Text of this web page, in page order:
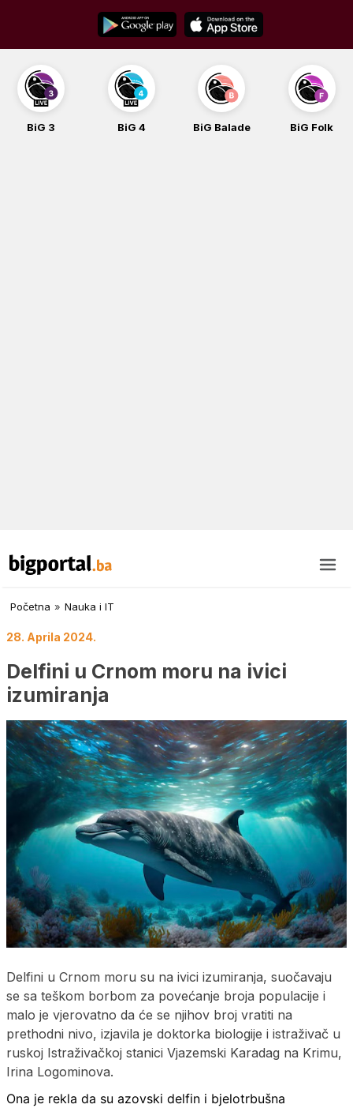
content
BiG 3 BiG 4 BiG Balade BiG Folk
Početna » Nauka i IT
28. Aprila 2024.
Delfini u Crnom moru na ivici
izumiranja
Delfini u Crnom moru su na ivici izumiranja, suočavaju
se sa teškom borbom za povećanje broja populacije i
malo je vjerovatno da će se njihov broj vratiti na
prethodni nivo, izjavila je doktorka biologije i istraživač u
ruskoj Istraživačkoj stanici Vjazemski Karadag na Krimu,
Irina Logominova.
Ona je rekla da su azovski delfin i bjelotrbušna